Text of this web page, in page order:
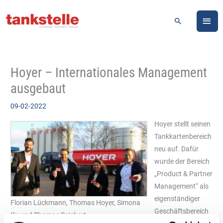
Inhalt
Suchen
Hoyer – Internationales Management
ausgebaut
09-02-2022
Florian Lückmann, Thomas Hoyer, Simona
Ilie und Thomas Reichert
Hoyer stellt seinen
Tankkartenbereich
neu auf. Dafür
wurde der Bereich
„Product & Partner
Management“ als
eigenständiger
Geschäftsbereich